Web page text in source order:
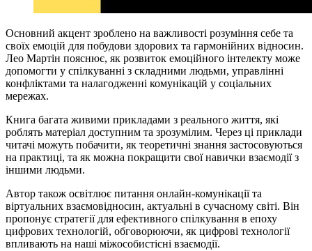
Основний акцент зроблено на важливості розуміння себе та
своїх емоцій для побудови здорових та гармонійних відносин.
Лео Мартін пояснює, як розвиток емоційного інтелекту може
допомогти у спілкуванні з складними людьми, управлінні
конфліктами та налагодженні комунікацій у соціальних
мережах.
Книга багата живими прикладами з реального життя, які
роблять матеріал доступним та зрозумілим. Через ці приклади
читачі можуть побачити, як теоретичні знання застосовуються
на практиці, та як можна покращити свої навички взаємодії з
іншими людьми.
Автор також освітлює питання онлайн-комунікації та
віртуальних взаємовідносин, актуальні в сучасному світі. Він
пропонує стратегії для ефективного спілкування в епоху
цифрових технологій, обговорюючи, як цифрові технології
впливають на наші міжособистісні взаємодії.